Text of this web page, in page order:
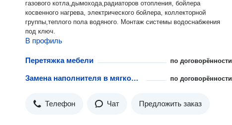
газового котла,дымохода,радиаторов отопления, бойлера
косвенного нагрева, электрического бойлера, коллекторной
группы,теплого пола водяного. Монтаж системы водоснабжения
под ключ.
В профиль
Перетяжка мебели по договорённости
Замена наполнителя в мягкой мебели по договорённости
Телефон Чат Предложить заказ